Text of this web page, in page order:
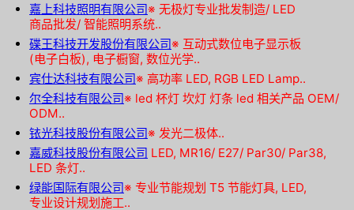
嘉上科技照明有限公司※ 无极灯专业批发制造/ LED
商品批发/ 智能照明系统..
碟王科技开发股份有限公司※ 互动式数位电子显示板
(电子白板), 电子橱窗, 数位光学..
宾仕达科技有限公司※ 高功率 LED, RGB LED Lamp..
尔全科技有限公司※ led 杯灯 坎灯 灯条 led 相关产品 OEM/
ODM..
铱光科技股份有限公司※ 发光二极体..
嘉威科技股份有限公司 LED, MR16/ E27/ Par30/ Par38,
LED 条灯..
绿能国际有限公司※ 专业节能规划 T5 节能灯具, LED,
专业设计规划施工..